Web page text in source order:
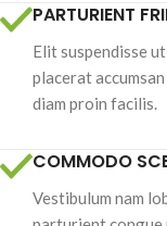
PARTURIENT
Elit suspendisse
placerat
diam proin facilis.
COMMODO
Vestibulum nam